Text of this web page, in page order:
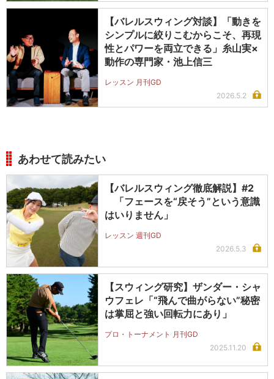
【バレルスウィング対談】「動きを
シンプルに絞りこむからこそ、再現
性とパワーを両立できる」糸山実×
動作の専門家・池上信三
レッスン 月刊GD
2026.5.2
あわせて読みたい
【バレルスウィング徹底解説】#2
「フェースを“戻そう”という意識
はいりません」
レッスン 週刊GD
2026.5.3
【スウィング研究】ザンダー・シャ
ウフェレ「“飛んで曲がらない”秘密
は掌屈と強い回転力にあり」
プロ・トーナメント 月刊GD
2025.11.20